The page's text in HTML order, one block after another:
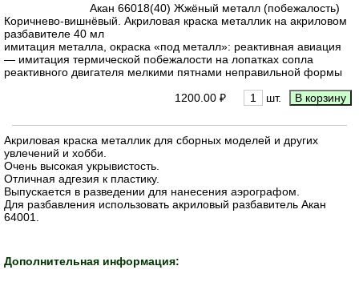
Акан 66018(40) Жжёный металл (побежалость)
Коричнево-вишнёвый. Акриловая краска металлик на акриловом
разбавителе 40 мл
имитация металла, окраска «под металл»: реактивная авиация
— имитация термической побежалости на лопатках сопла
реактивного двигателя мелкими пятнами неправильной формы
1200.00 ₽
шт.
Акриловая краска металлик для сборных моделей и других
увлечений и хобби.
Очень высокая укрывистость.
Отличная адгезия к пластику.
Выпускается в разведении для нанесения аэрографом.
Для разбавления использовать акриловый разбавитель Акан
64001.
Дополнительная информация: